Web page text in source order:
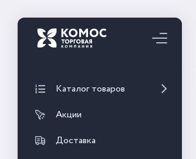
Каталог товаров
Акции
Доставка